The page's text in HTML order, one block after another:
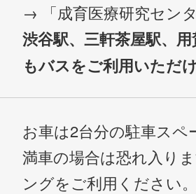
→ 「成育医療研究セン
渋谷駅、三軒茶屋駅、
もバスをご利用いただ
お車は2台分の駐車ス
満車の場合は恐れ入り
ングをご利用ください